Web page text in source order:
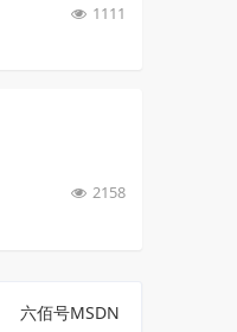
1111
2158
六佰号MSDN